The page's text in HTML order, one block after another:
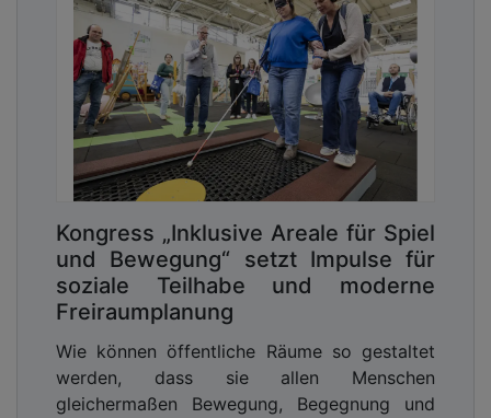
Kongress „Inklusive Areale für Spiel
und Bewegung“ setzt Impulse für
soziale Teilhabe und moderne
Freiraumplanung
Wie können öffentliche Räume so gestaltet
werden, dass sie allen Menschen
gleichermaßen Bewegung, Begegnung und